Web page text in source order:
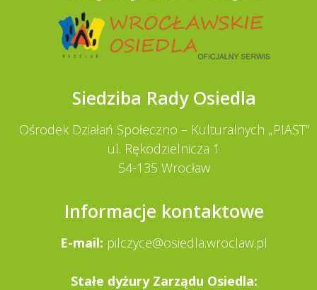
Siedziba Rady Osiedla
Ośrodek Działań Społeczno – Kulturalnych „PIAST”
ul. Rękodzielnicza 1
54-135 Wrocław
Informacje kontaktowe
E-mail: pilczyce@osiedla.wroclaw.pl
Stałe dy­żury Zarządu Osiedla: